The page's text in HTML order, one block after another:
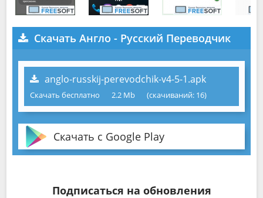
Скачать Англо - Русский Переводчик
anglo-russkij-perevodchik-v4-5-1.apk
Скачать бесплатно 2.2 Mb (cкачиваний: 16)
Скачать с Google Play
Подписаться на обновления